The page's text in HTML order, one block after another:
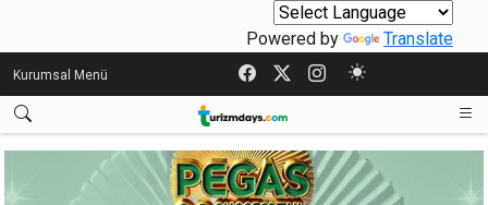
Powered by Translate
Kurumsal Menü